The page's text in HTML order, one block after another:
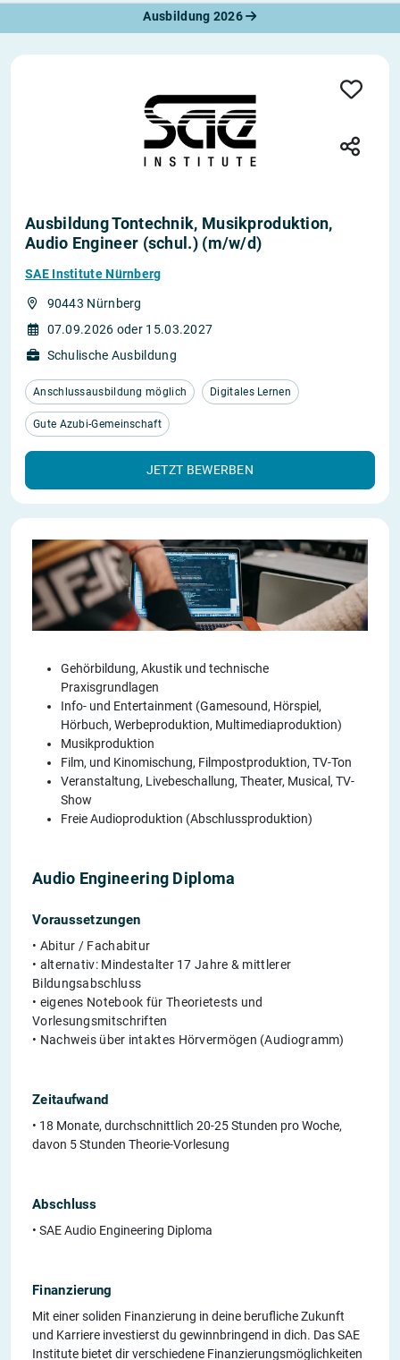
Ausbildung 2026
Ausbildung Tontechnik, Musikproduktion,
Audio Engineer (schul.) (m/w/d)
SAE Institute Nürnberg
90443 Nürnberg
07.09.2026 oder 15.03.2027
Schulische Ausbildung
Anschlussausbildung möglich Digitales Lernen
Gute Azubi-Gemeinschaft
JETZT BEWERBEN
Gehörbildung, Akustik und technische
Praxisgrundlagen
Info- und Entertainment (Gamesound, Hörspiel,
Hörbuch, Werbeproduktion, Multimediaproduktion)
Musikproduktion
Film, und Kinomischung, Filmpostproduktion, TV-Ton
Veranstaltung, Livebeschallung, Theater, Musical, TV-
Show
Freie Audioproduktion (Abschlussproduktion)
Audio Engineering Diploma
Voraussetzungen
• Abitur / Fachabitur
• alternativ: Mindestalter 17 Jahre & mittlerer
Bildungsabschluss
• eigenes Notebook für Theorietests und
Vorlesungsmitschriften
• Nachweis über intaktes Hörvermögen (Audiogramm)
Zeitaufwand
• 18 Monate, durchschnittlich 20-25 Stunden pro Woche,
davon 5 Stunden Theorie-Vorlesung
Abschluss
• SAE Audio Engineering Diploma
Finanzierung
Mit einer soliden Finanzierung in deine berufliche Zukunft
und Karriere investierst du gewinnbringend in dich. Das SAE
Institute bietet dir verschiedene Finanzierungsmöglichkeiten